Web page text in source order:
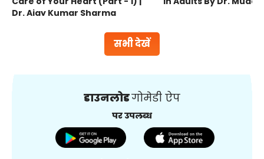
सभी देखें
Dr. Ajay Kumar Sharma
डाउनलोडगोमेडी ऐप
पर उपलब्ध